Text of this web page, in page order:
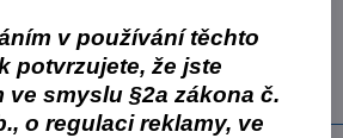
DPH
v používání těchto
potvrzujete, že jste
ve smyslu §2a zákona č.
o regulaci reklamy, ve